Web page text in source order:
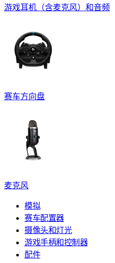
游戏耳机（含麦克风）和音频
赛车方向盘
麦克风
模拟
赛车配置器
摄像头和灯光
游戏手柄和控制器
配件